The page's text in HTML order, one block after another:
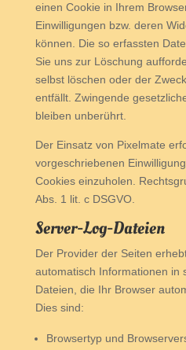
einen Cookie in Ihrem
Einwilligungen bzw. deren
können. Die so erfassten
Sie uns zur Löschung
selbst löschen oder der
entfällt. Zwingende
bleiben unberührt.
Der Einsatz von Pixelmate
vorgeschriebenen
Cookies einzuholen.
Abs. 1 lit. c DSGVO.
Server-Log-Dateien
Der Provider der Seiten
automatisch Informationen in
Dateien, die Ihr Browser
Dies sind:
Browsertyp und